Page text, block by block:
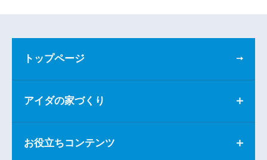
トップページ
アイダの家づくり
お役立ちコンテンツ